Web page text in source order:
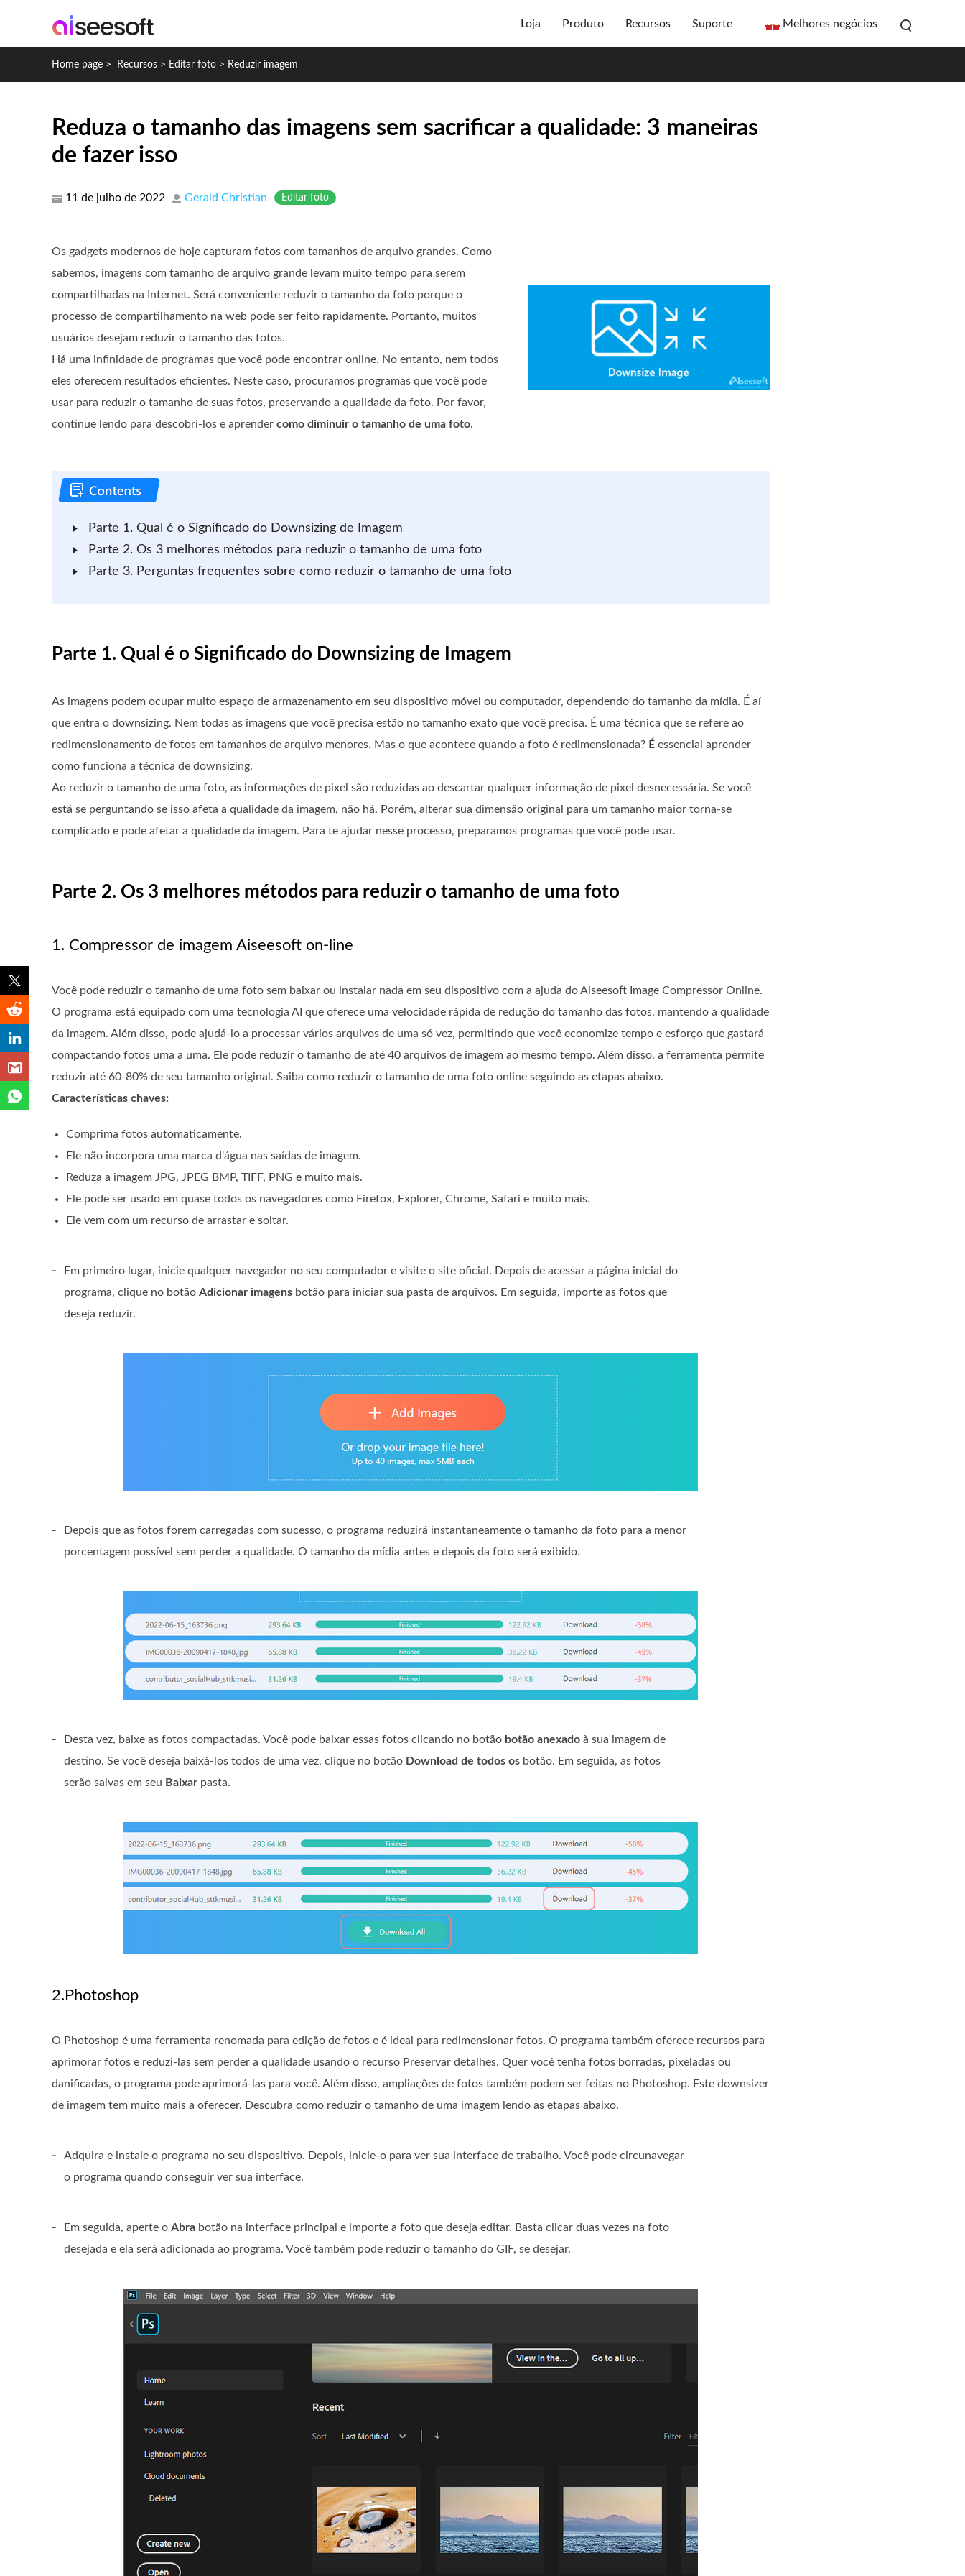
Loja Produto Recursos Suporte Melhores negócios
Home page > Recursos > Editar foto > Reduzir imagem
Reduza o tamanho das imagens sem sacrificar a qualidade: 3 maneiras
de fazer isso
11 de julho de 2022 Gerald Christian Editar foto
Os gadgets modernos de hoje capturam fotos com tamanhos de arquivo grandes. Como
sabemos, imagens com tamanho de arquivo grande levam muito tempo para serem
compartilhadas na Internet. Será conveniente reduzir o tamanho da foto porque o
processo de compartilhamento na web pode ser feito rapidamente. Portanto, muitos
usuários desejam reduzir o tamanho das fotos.
Há uma infinidade de programas que você pode encontrar online. No entanto, nem todos
eles oferecem resultados eficientes. Neste caso, procuramos programas que você pode
usar para reduzir o tamanho de suas fotos, preservando a qualidade da foto. Por favor,
continue lendo para descobri-los e aprender como diminuir o tamanho de uma foto.
Parte 1. Qual é o Significado do Downsizing de Imagem
Parte 2. Os 3 melhores métodos para reduzir o tamanho de uma foto
Parte 3. Perguntas frequentes sobre como reduzir o tamanho de uma foto
Parte 1. Qual é o Significado do Downsizing de Imagem
As imagens podem ocupar muito espaço de armazenamento em seu dispositivo móvel ou computador, dependendo do tamanho da mídia. É aí
que entra o downsizing. Nem todas as imagens que você precisa estão no tamanho exato que você precisa. É uma técnica que se refere ao
redimensionamento de fotos em tamanhos de arquivo menores. Mas o que acontece quando a foto é redimensionada? É essencial aprender
como funciona a técnica de downsizing.
Ao reduzir o tamanho de uma foto, as informações de pixel são reduzidas ao descartar qualquer informação de pixel desnecessária. Se você
está se perguntando se isso afeta a qualidade da imagem, não há. Porém, alterar sua dimensão original para um tamanho maior torna-se
complicado e pode afetar a qualidade da imagem. Para te ajudar nesse processo, preparamos programas que você pode usar.
Parte 2. Os 3 melhores métodos para reduzir o tamanho de uma foto
1. Compressor de imagem Aiseesoft on-line
Você pode reduzir o tamanho de uma foto sem baixar ou instalar nada em seu dispositivo com a ajuda do Aiseesoft Image Compressor Online.
O programa está equipado com uma tecnologia AI que oferece uma velocidade rápida de redução do tamanho das fotos, mantendo a qualidade
da imagem. Além disso, pode ajudá-lo a processar vários arquivos de uma só vez, permitindo que você economize tempo e esforço que gastará
compactando fotos uma a uma. Ele pode reduzir o tamanho de até 40 arquivos de imagem ao mesmo tempo. Além disso, a ferramenta permite
reduzir até 60-80% de seu tamanho original. Saiba como reduzir o tamanho de uma foto online seguindo as etapas abaixo.
Características chaves:
Comprima fotos automaticamente.
Ele não incorpora uma marca d'água nas saídas de imagem.
Reduza a imagem JPG, JPEG BMP, TIFF, PNG e muito mais.
Ele pode ser usado em quase todos os navegadores como Firefox, Explorer, Chrome, Safari e muito mais.
Ele vem com um recurso de arrastar e soltar.
-
Em primeiro lugar, inicie qualquer navegador no seu computador e visite o site oficial. Depois de acessar a página inicial do
programa, clique no botão Adicionar imagens botão para iniciar sua pasta de arquivos. Em seguida, importe as fotos que
deseja reduzir.
-
Depois que as fotos forem carregadas com sucesso, o programa reduzirá instantaneamente o tamanho da foto para a menor
porcentagem possível sem perder a qualidade. O tamanho da mídia antes e depois da foto será exibido.
- Desta vez, baixe as fotos compactadas. Você pode baixar essas fotos clicando no botão botão anexado à sua imagem de
destino. Se você deseja baixá-los todos de uma vez, clique no botão Download de todos os botão. Em seguida, as fotos
serão salvas em seu Baixar pasta.
2.Photoshop
O Photoshop é uma ferramenta renomada para edição de fotos e é ideal para redimensionar fotos. O programa também oferece recursos para
aprimorar fotos e reduzi-las sem perder a qualidade usando o recurso Preservar detalhes. Quer você tenha fotos borradas, pixeladas ou
danificadas, o programa pode aprimorá-las para você. Além disso, ampliações de fotos também podem ser feitas no Photoshop. Este downsizer
de imagem tem muito mais a oferecer. Descubra como reduzir o tamanho de uma imagem lendo as etapas abaixo.
-
Adquira e instale o programa no seu dispositivo. Depois, inicie-o para ver sua interface de trabalho. Você pode circunavegar
o programa quando conseguir ver sua interface.
- Em seguida, aperte o Abra botão na interface principal e importe a foto que deseja editar. Basta clicar duas vezes na foto
desejada e ela será adicionada ao programa. Você também pode reduzir o tamanho do GIF, se desejar.